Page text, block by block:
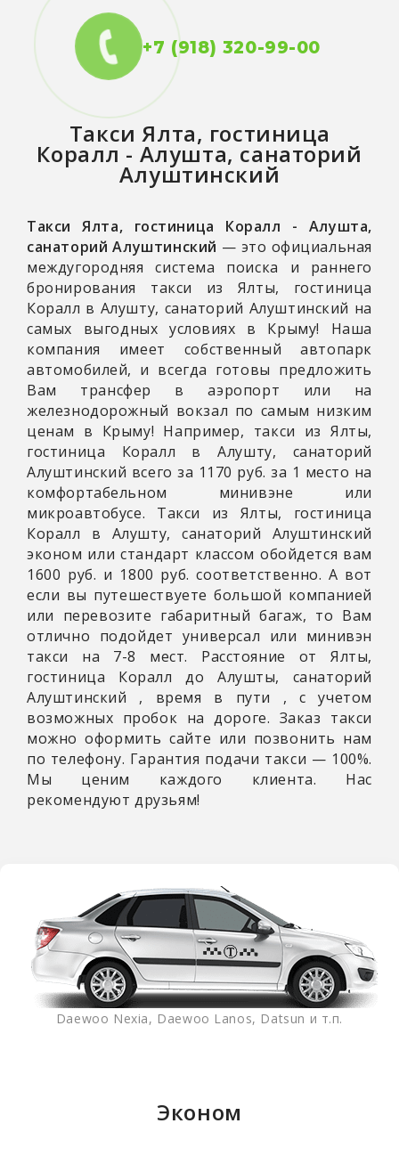
+7 (918) 320-99-00
ТаксиЯлта, гостиница
Коралл - Алушта, санаторий
Алуштинский
Такси Ялта, гостиница Коралл - Алушта,
санаторий Алуштинский — это официальная
междугородняя система поиска и раннего
бронирования такси из Ялты, гостиница
Коралл в Алушту, санаторий Алуштинский на
самых выгодных условиях в Крыму! Наша
компания имеет собственный автопарк
автомобилей, и всегда готовы предложить
Вам трансфер в аэропорт или на
железнодорожный вокзал по самым низким
ценам в Крыму! Например, такси из Ялты,
гостиница Коралл в Алушту, санаторий
Алуштинский всего за 1170 руб. за 1 место на
комфортабельном минивэне или
микроавтобусе. Такси из Ялты, гостиница
Коралл в Алушту, санаторий Алуштинский
эконом или стандарт классом обойдется вам
1600 руб. и 1800 руб. соответственно. А вот
если вы путешествуете большой компанией
или перевозите габаритный багаж, то Вам
отлично подойдет универсал или минивэн
такси на 7-8 мест. Расстояние от Ялты,
гостиница Коралл до Алушты, санаторий
Алуштинский , время в пути , с учетом
возможных пробок на дороге. Заказ такси
можно оформить сайте или позвонить нам
по телефону. Гарантия подачи такси — 100%.
Мы ценим каждого клиента. Нас
рекомендуют друзьям!
Daewoo Nexia, Daewoo Lanos, Datsun и т.п.
Эконом